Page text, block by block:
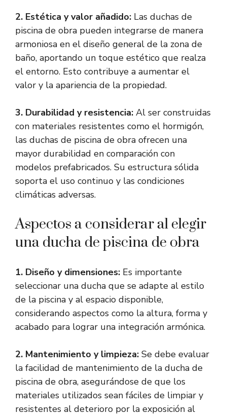
2. Estética y valor añadido: Las duchas de
piscina de obra pueden integrarse de manera
armoniosa en el diseño general de la zona de
baño, aportando un toque estético que realza
el entorno. Esto contribuye a aumentar el
valor y la apariencia de la propiedad.
3. Durabilidad y resistencia: Al ser construidas
con materiales resistentes como el hormigón,
las duchas de piscina de obra ofrecen una
mayor durabilidad en comparación con
modelos prefabricados. Su estructura sólida
soporta el uso continuo y las condiciones
climáticas adversas.
Aspectos a considerar al elegir
una ducha de piscina de obra
1. Diseño y dimensiones: Es importante
seleccionar una ducha que se adapte al estilo
de la piscina y al espacio disponible,
considerando aspectos como la altura, forma y
acabado para lograr una integración armónica.
2. Mantenimiento y limpieza: Se debe evaluar
la facilidad de mantenimiento de la ducha de
piscina de obra, asegurándose de que los
materiales utilizados sean fáciles de limpiar y
resistentes al deterioro por la exposición al